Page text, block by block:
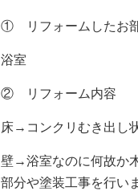
① リフォームしたお
浴室
② リフォーム内容
床→コンクリむき出し
壁→浴室なのに何故か
部分や塗装工事を行い